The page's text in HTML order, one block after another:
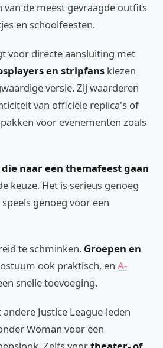
van de meest gevraagde outfits
en schoolfeesten.
voor directe aansluiting met
en stripfans kiezen
versie. Zij waarderen
van officiële replica's of
voor evenementen zoals
naar een themafeest gaan
keuze. Het is serieus genoeg
genoeg voor een
te schminken. Groepen en
ook praktisch, en A-
snelle toevoeging.
Justice League-leden
Woman voor een